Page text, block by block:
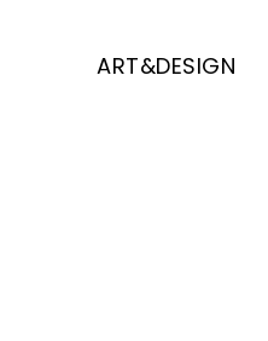
ART&DESIGN